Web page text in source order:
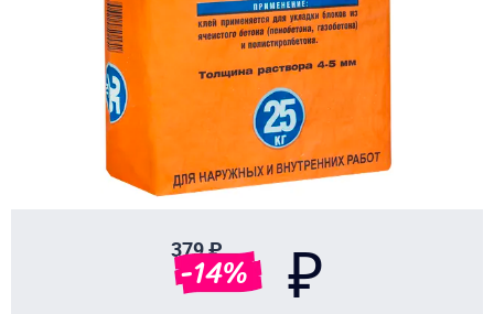
379 ₽
-14% ₽